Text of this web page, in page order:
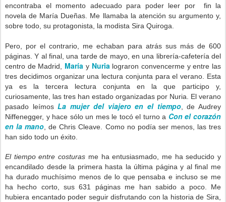
encontraba el momento adecuado para poder leer por fin la
novela de María Dueñas. Me llamaba la atención su argumento y,
sobre todo, su protagonista, la modista Sira Quiroga.
Pero, por el contrario, me echaban para atrás sus más de 600
páginas.Y al final, una tarde de mayo, en una librería-cafetería del
centro de Madrid, María y Nuria lograron convencerme y entre las
tres decidimos organizar una lectura conjunta para el verano. Esta
ya es la tercera lectura conjunta en la que participo y,
curiosamente, las tres han estado organizadas por Nuria. El verano
pasado leímosLa mujer del viajero en el tiempo, de Audrey
Niffenegger, y hace sólo un mes le tocó el turno a Con el corazón
en la mano , de Chris Cleave. Como no podía ser menos, las tres
han sido todo un éxito.
El tiempo entre costuras me ha entusiasmado, me ha seducido y
encandilado desde la primera hasta la última página y al final me
ha durado muchísimo menos de lo que pensaba e incluso se me
ha hecho corto, sus 631 páginas me han sabido a poco. Me
hubiera encantado poder seguir disfrutando con la historia de Sira,